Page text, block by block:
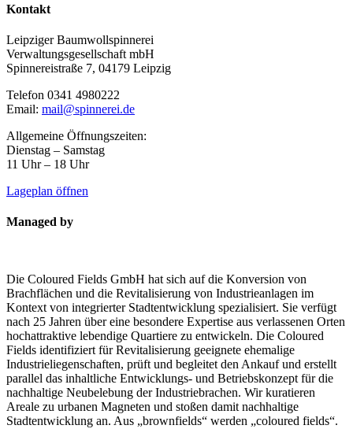
Kontakt
Leipziger Baumwollspinnerei
Verwaltungsgesellschaft mbH
Spinnereistraße 7, 04179 Leipzig
Telefon 0341 4980222
Email: mail@spinnerei.de
Allgemeine Öffnungszeiten:
Dienstag – Samstag
11 Uhr – 18 Uhr
Lageplan öffnen
Managed by
Die Coloured Fields GmbH hat sich auf die Konversion von
Brachflächen und die Revitalisierung von Industrieanlagen im
Kontext von integrierter Stadtentwicklung spezialisiert. Sie verfügt
nach 25 Jahren über eine besondere Expertise aus verlassenen Orten
hochattraktive lebendige Quartiere zu entwickeln. Die Coloured
Fields identifiziert für Revitalisierung geeignete ehemalige
Industrieliegenschaften, prüft und begleitet den Ankauf und erstellt
parallel das inhaltliche Entwicklungs- und Betriebskonzept für die
nachhaltige Neubelebung der Industriebrachen. Wir kuratieren
Areale zu urbanen Magneten und stoßen damit nachhaltige
Stadtentwicklung an. Aus „brownfields“ werden „coloured fields“.